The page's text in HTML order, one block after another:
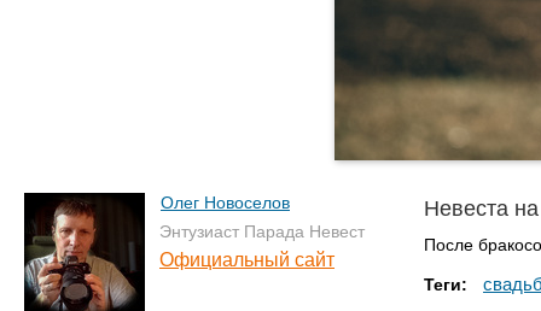
Олег Новоселов
Энтузиаст Парада Невест
Официальный сайт
Невеста
После
Теги: